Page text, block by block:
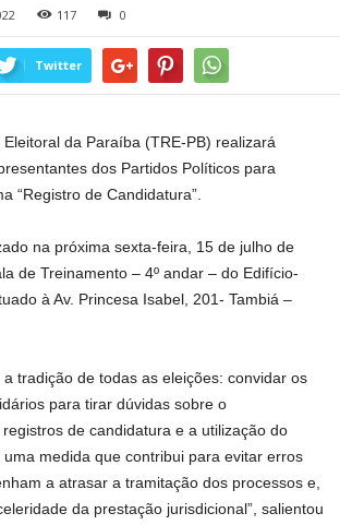
117 0
Twitter
da Paraíba (TRE-PB) realizará
dos Partidos Políticos para
“Registro de Candidatura”.
na próxima sexta-feira, 15 de julho de
de Treinamento – 4º andar – do Edifício-
à Av. Princesa Isabel, 201- Tambiá –
a tradição de todas as eleições: convidar os
para tirar dúvidas sobre o
de candidatura e a utilização do
uma medida que contribui para evitar erros
a atrasar a tramitação dos processos e,
da prestação jurisdicional”, salientou